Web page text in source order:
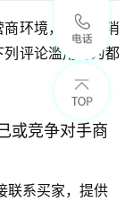
环境，同时为消
评论滥用行为都
或竞争对手商
联系买家，提供